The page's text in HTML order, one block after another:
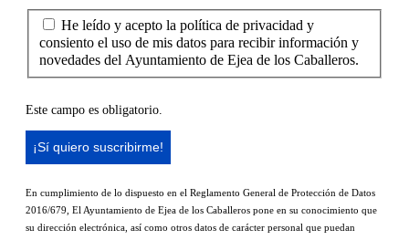
He leído y acepto la política de privacidad y
consiento el uso de mis datos para recibir información y
novedades del Ayuntamiento de Ejea de los Caballeros.
Este campo es obligatorio.
En cumplimiento de lo dispuesto en el Reglamento General de Protección de Datos
2016/679, El Ayuntamiento de Ejea de los Caballeros pone en su conocimiento que
su dirección electrónica, así como otros datos de carácter personal que puedan